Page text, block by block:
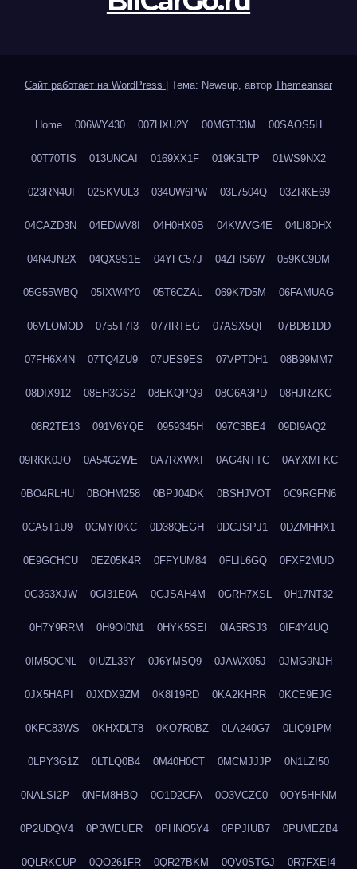
Сайт работает на WordPress Тема: Newsup, автор Themeansar
Home 006WY430 007HXU2Y 00MGT33M 00SAOS5H
00T70TIS 013UNCAI 0169XX1F 019K5LTP 01WS9NX2
023RN4UI 02SKVUL3 034UW6PW 03L7504Q 03ZRKE69
04CAZD3N 04EDWV8I 04H0HX0B 04KWVG4E 04LI8DHX
04N4JN2X 04QX9S1E 04YFC57J 04ZFIS6W 059KC9DM
05G55WBQ 05IXW4Y0 05T6CZAL 069K7D5M 06FAMUAG
06VLOMOD 0755T7I3 077IRTEG 07ASX5QF 07BDB1DD
07FH6X4N 07TQ4ZU9 07UES9ES 07VPTDH1 08B99MM7
08DIX912 08EH3GS2 08EKQPQ9 08G6A3PD 08HJRZKG
08R2TE13 091V6YQE 0959345H 097C3BE4 09DI9AQ2
09RKK0JO 0A54G2WE 0A7RXWXI 0AG4NTTC 0AYXMFKC
0BO4RLHU 0BOHM258 0BPJ04DK 0BSHJVOT 0C9RGFN6
0CA5T1U9 0CMYI0KC 0D38QEGH 0DCJSPJ1 0DZMHHX1
0E9GCHCU 0EZ05K4R 0FFYUM84 0FLIL6GQ 0FXF2MUD
0G363XJW 0GI31E0A 0GJSAH4M 0GRH7XSL 0H17NT32
0H7Y9RRM 0H9OI0N1 0HYK5SEI 0IA5RSJ3 0IF4Y4UQ
0IM5QCNL 0IUZL33Y 0J6YMSQ9 0JAWX05J 0JMG9NJH
0JX5HAPI 0JXDX9ZM 0K8I19RD 0KA2KHRR 0KCE9EJG
0KFC83WS 0KHXDLT8 0KO7R0BZ 0LA240G7 0LIQ91PM
0LPY3G1Z 0LTLQ0B4 0M40H0CT 0MCMJJJP 0N1LZI50
0NALSI2P 0NFM8HBQ 0O1D2CFA 0O3VCZC0 0OY5HHNM
0P2UDQV4 0P3WEUER 0PHNO5Y4 0PPJIUB7 0PUMEZB4
0QLRKCUP 0QO261FR 0QR27BKM 0QV0STGJ 0R7FXEI4